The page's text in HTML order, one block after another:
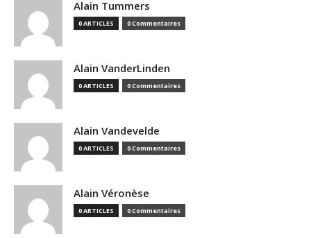
Alain Tummers
0 ARTICLES 0 Commentaires
Alain VanderLinden
0 ARTICLES 0 Commentaires
Alain Vandevelde
0 ARTICLES 0 Commentaires
Alain Véronèse
0 ARTICLES 0 Commentaires